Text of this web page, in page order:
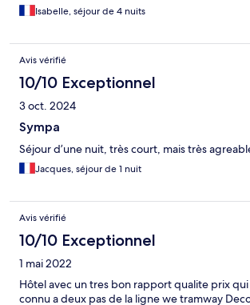
Isabelle, séjour de 4 nuits
Avis vérifié
10/10 Exceptionnel
3 oct. 2024
Sympa
Séjour d’une nuit, très court, mais très
Jacques, séjour de 1 nuit
Avis vérifié
10/10 Exceptionnel
1 mai 2022
Hôtel avec un tres bon rapport qualite prix
connu a deux pas de la ligne we tramway